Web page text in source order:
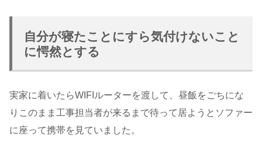
自分が寝たことにすら気付けないこと
に愕然とする
実家に着いたらWIFIルーターを渡して、昼飯をごちにな
りこのまま工事担当者が来るまで待って居ようとソファー
に座って携帯を見ていました。